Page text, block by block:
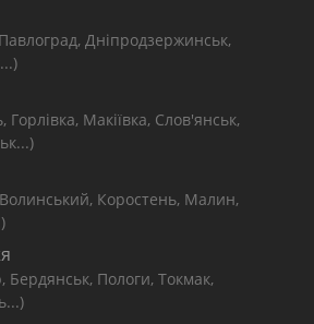
Дніпродзержинськ,
Горлівка, Макіївка, Слов'янськ,
Коростень, Малин,
Бердянськ, Пологи, Токмак,